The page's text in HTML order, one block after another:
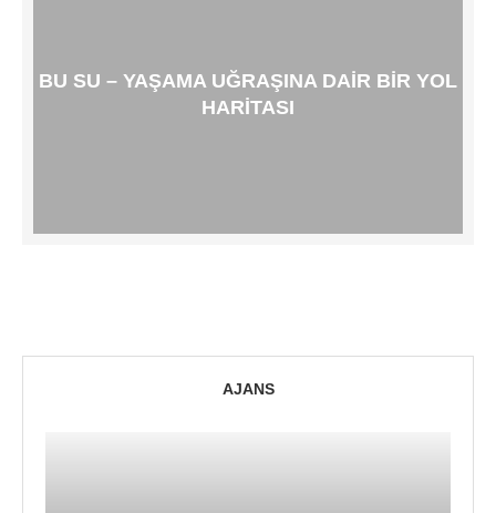
BU SU – YAŞAMA UĞRAŞINA DAIR BIR YOL
HARITASI
AJANS